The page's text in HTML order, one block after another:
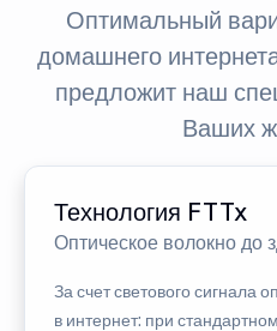
Оптимальный
домашнего
предложит наш
Ваших
Технология FTTx
Оптическое волокно до
За счет светового сигнала
в интернет: при